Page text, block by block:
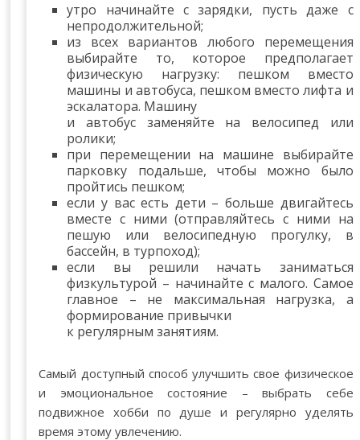
утро начинайте с зарядки, пусть даже с
непродолжительной;
из всех вариантов любого перемещения
выбирайте то, которое предполагает
физическую нагрузку: пешком вместо
машины и автобуса, пешком вместо лифта и
эскалатора. Машину
и автобус заменяйте на велосипед или
ролики;
при перемещении на машине выбирайте
парковку подальше, чтобы можно было
пройтись пешком;
если у вас есть дети – больше двигайтесь
вместе с ними (отправляйтесь с ними на
пешую или велосипедную прогулку, в
бассейн, в турпоход);
если вы решили начать заниматься
физкультурой – начинайте с малого. Самое
главное – не максимальная нагрузка, а
формирование привычки
к регулярным занятиям.
Самый доступный способ улучшить свое физическое
и эмоциональное состояние – выбрать себе
подвижное хобби по душе и регулярно уделять
время этому увлечению.